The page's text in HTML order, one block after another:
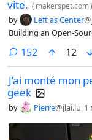
vite. ( makerspet.com)
by Left as Center
Building an Open-
152 comments
12
J’ai monté mon
geek
by Pierre@jlai.lu 1